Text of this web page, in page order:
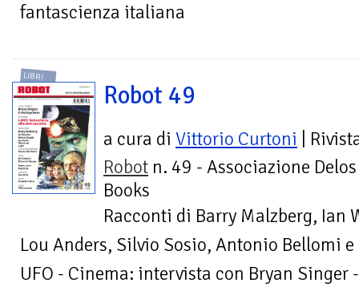
fantascienza italiana
LIBRI
Robot 49
a cura di Vittorio Curtoni |
Robot n. 49 - Associazione Delos
Books
Racconti di Barry Malzberg, Ian
Lou Anders, Silvio Sosio, Antonio Bellomi
UFO - Cinema: intervista con Bryan